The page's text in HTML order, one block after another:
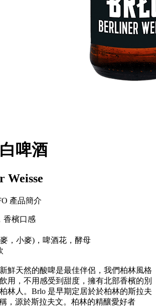
啤酒
Weisse
產品簡介
香檳口感
，小麥)，啤酒花，酵母
鮮天然的酸啤是最佳伴侶，我們柏林風格
用，不用感受到甜度，擁有北部香檳的別
林人。Brlo 是早期定居於於柏林的斯拉夫
，源於斯拉夫文。柏林的精釀愛好者